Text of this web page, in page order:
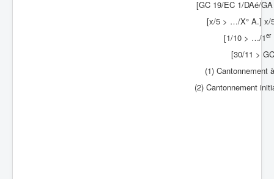
[GC 19/EC 1/DAé/
[x/5 > …/X° A.] x/
[1/10 > …/1er
[30/11 >
(1) Cantonnement
(2) Cantonnement